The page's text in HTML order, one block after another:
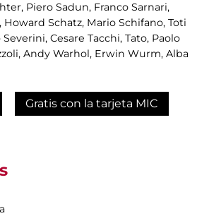
Piero Sadun, Franco Sarnari,
Schatz, Mario Schifano, Toti
Cesare Tacchi, Tato, Paolo
Andy Warhol, Erwin Wurm, Alba
Gratis con la tarjeta MIC